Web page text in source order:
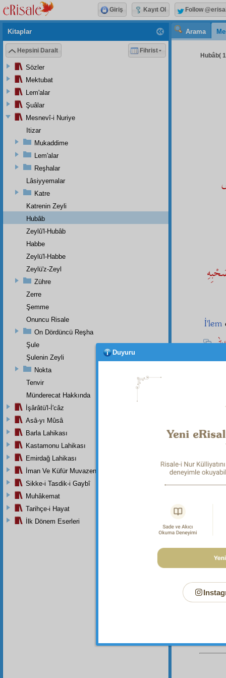
Arama
Hubâb(
İ'lem
ve
mülkü
Dipnot-2
ve
Dipnot-5
Kitaplar
Hepsini Daralt Fihrist
Sözler
Mektubat
Lem'alar
Şuâlar
Mesnevî-i Nuriye
Itizar
Mukaddime
Lem'alar
Reşhalar
Lâsiyyemalar
Katre
Katrenin Zeyli
Hubâb
Zeylû'l-Hubâb
Habbe
Zeylü'l-Habbe
Zeylü'z-Zeyl
Zühre
Zerre
Şemme
Onuncu Risale
On Dördüncü Reşha
Şule
Şulenin Zeyli
Nokta
Tenvir
Münderecat Hakkında
İşârâtü'l-İ'câz
Asâ-yı Mûsâ
Barla Lahikası
Kastamonu Lahikası
Emirdağ Lahikası
İman Ve Küfür Muvazeneleri
Sikke-i Tasdik-i Gaybî
Muhâkemat
Tarihçe-i Hayat
İlk Dönem Eserleri
Giriş Kayıt Ol Follow
Duyuru